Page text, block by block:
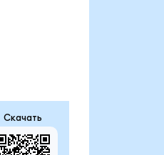
Скачать